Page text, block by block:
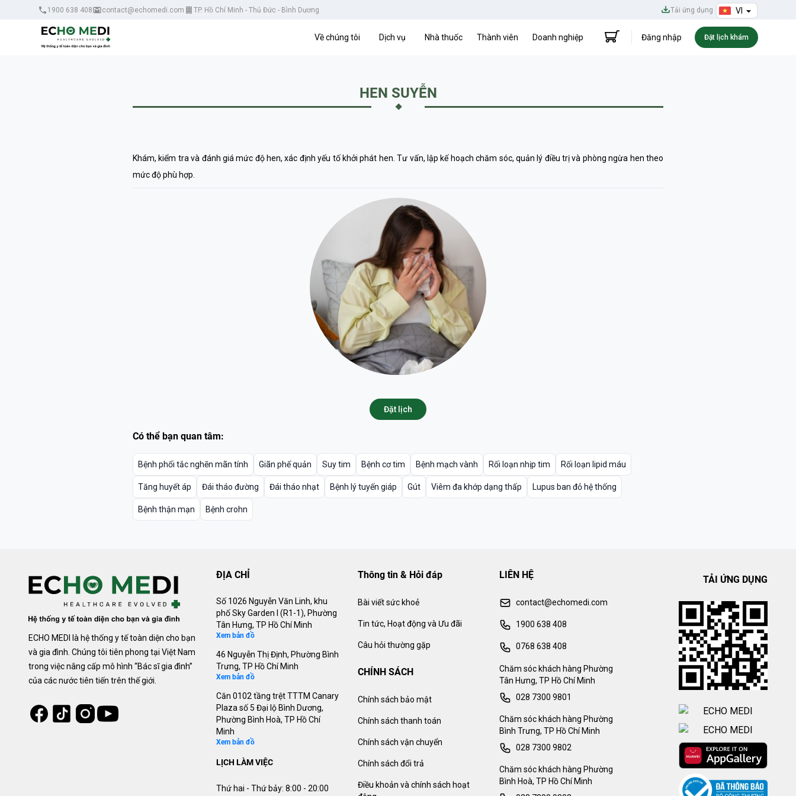
1900 638 408 contact@echomedi.com TP. Hồ Chí Minh - Thủ Đức - Bình Dương Tải ứng dụng VI
Về chúng tôi Dịch vụ Nhà thuốc Thành viên Doanh nghiệp Đăng nhập Đặt lịch khám
HEN SUYỄN
Khám, kiểm tra và đánh giá mức độ hen, xác định yếu tố khởi phát hen. Tư vấn, lập kế hoạch chăm sóc, quản lý điều trị và phòng ngừa hen theo
mức độ phù hợp.
Đặt lịch
Có thể bạn quan tâm:
Bệnh phổi tắc nghẽn mãn tính Giãn phế quản Suy tim Bệnh cơ tim Bệnh mạch vành Rối loạn nhịp tim Rối loạn lipid máu
Tăng huyết áp Đái tháo đường Đái tháo nhạt Bệnh lý tuyến giáp Gút Viêm đa khớp dạng thấp Lupus ban đỏ hệ thống
Bệnh thận mạn Bệnh crohn
ECHO MEDI là hệ thống y tế toàn diện cho bạn
và gia đình. Chúng tôi tiên phong tại Việt Nam
trong việc nâng cấp mô hình “Bác sĩ gia đình”
của các nước tiên tiến trên thế giới.
Facebook
Tiktok Instagram
Youtube
ĐỊA CHỈ
Số 1026 Nguyễn Văn Linh, khu
phố Sky Garden I (R1-1), Phường
Tân Hưng, TP Hồ Chí Minh
Xem bản đồ
46 Nguyễn Thị Định, Phường Bình
Trưng, TP Hồ Chí Minh
Xem bản đồ
Căn 0102 tầng trệt TTTM Canary
Plaza số 5 Đại lộ Bình Dương,
Phường Bình Hoà, TP Hồ Chí
Minh
Xem bản đồ
LỊCH LÀM VIỆC
Thứ hai - Thứ bảy: 8:00 - 20:00
Thông tin & Hỏi đáp
Bài viết sức khoẻ
Tin tức, Hoạt động và Ưu đãi
Câu hỏi thường gặp
CHÍNH SÁCH
Chính sách bảo mật
Chính sách thanh toán
Chính sách vận chuyển
Chính sách đổi trả
Điều khoản và chính sách hoạt
LIÊN HỆ
contact@echomedi.com
1900 638 408
0768 638 408
Chăm sóc khách hàng Phường
Tân Hưng, TP Hồ Chí Minh
028 7300 9801
Chăm sóc khách hàng Phường
Bình Trưng, TP Hồ Chí Minh
028 7300 9802
Chăm sóc khách hàng Phường
Bình Hoà, TP Hồ Chí Minh
TẢI ỨNG DỤNG